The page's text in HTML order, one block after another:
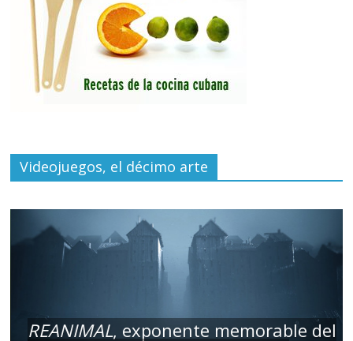
Videojuegos, el décimo arte
REANIMAL, exponente memorable del